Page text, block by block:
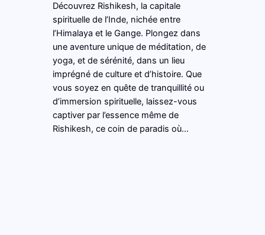
Découvrez Rishikesh, la capitale
spirituelle de l’Inde, nichée entre
l’Himalaya et le Gange. Plongez dans
une aventure unique de méditation, de
yoga, et de sérénité, dans un lieu
imprégné de culture et d’histoire. Que
vous soyez en quête de tranquillité ou
d’immersion spirituelle, laissez-vous
captiver par l’essence même de
Rishikesh, ce coin de paradis où…